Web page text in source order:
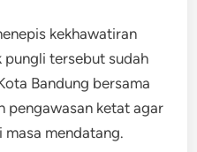
kekhawatiran
pungli tersebut sudah
Bandung bersama
pengawasan ketat agar
mendatang.